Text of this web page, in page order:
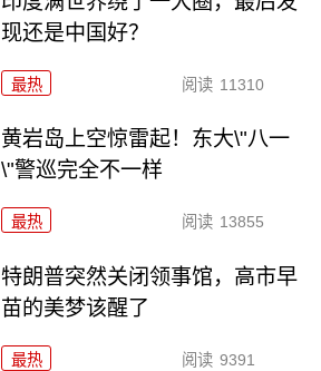
现还是中国好？
最热 阅读 11310
黄岩岛上空惊雷起！东大\"八一
\"警巡完全不一样
最热 阅读 13855
特朗普突然关闭领事馆，高市早
苗的美梦该醒了
最热 阅读 9391